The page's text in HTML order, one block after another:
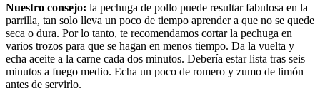
Nuestro consejo: la pechuga de pollo puede resultar fabulosa en la
parrilla, tan solo lleva un poco de tiempo aprender a que no se quede
seca o dura. Por lo tanto, te recomendamos cortar la pechuga en
varios trozos para que se hagan en menos tiempo. Da la vuelta y
echa aceite a la carne cada dos minutos. Debería estar lista tras seis
minutos a fuego medio. Echa un poco de romero y zumo de limón
antes de servirlo.